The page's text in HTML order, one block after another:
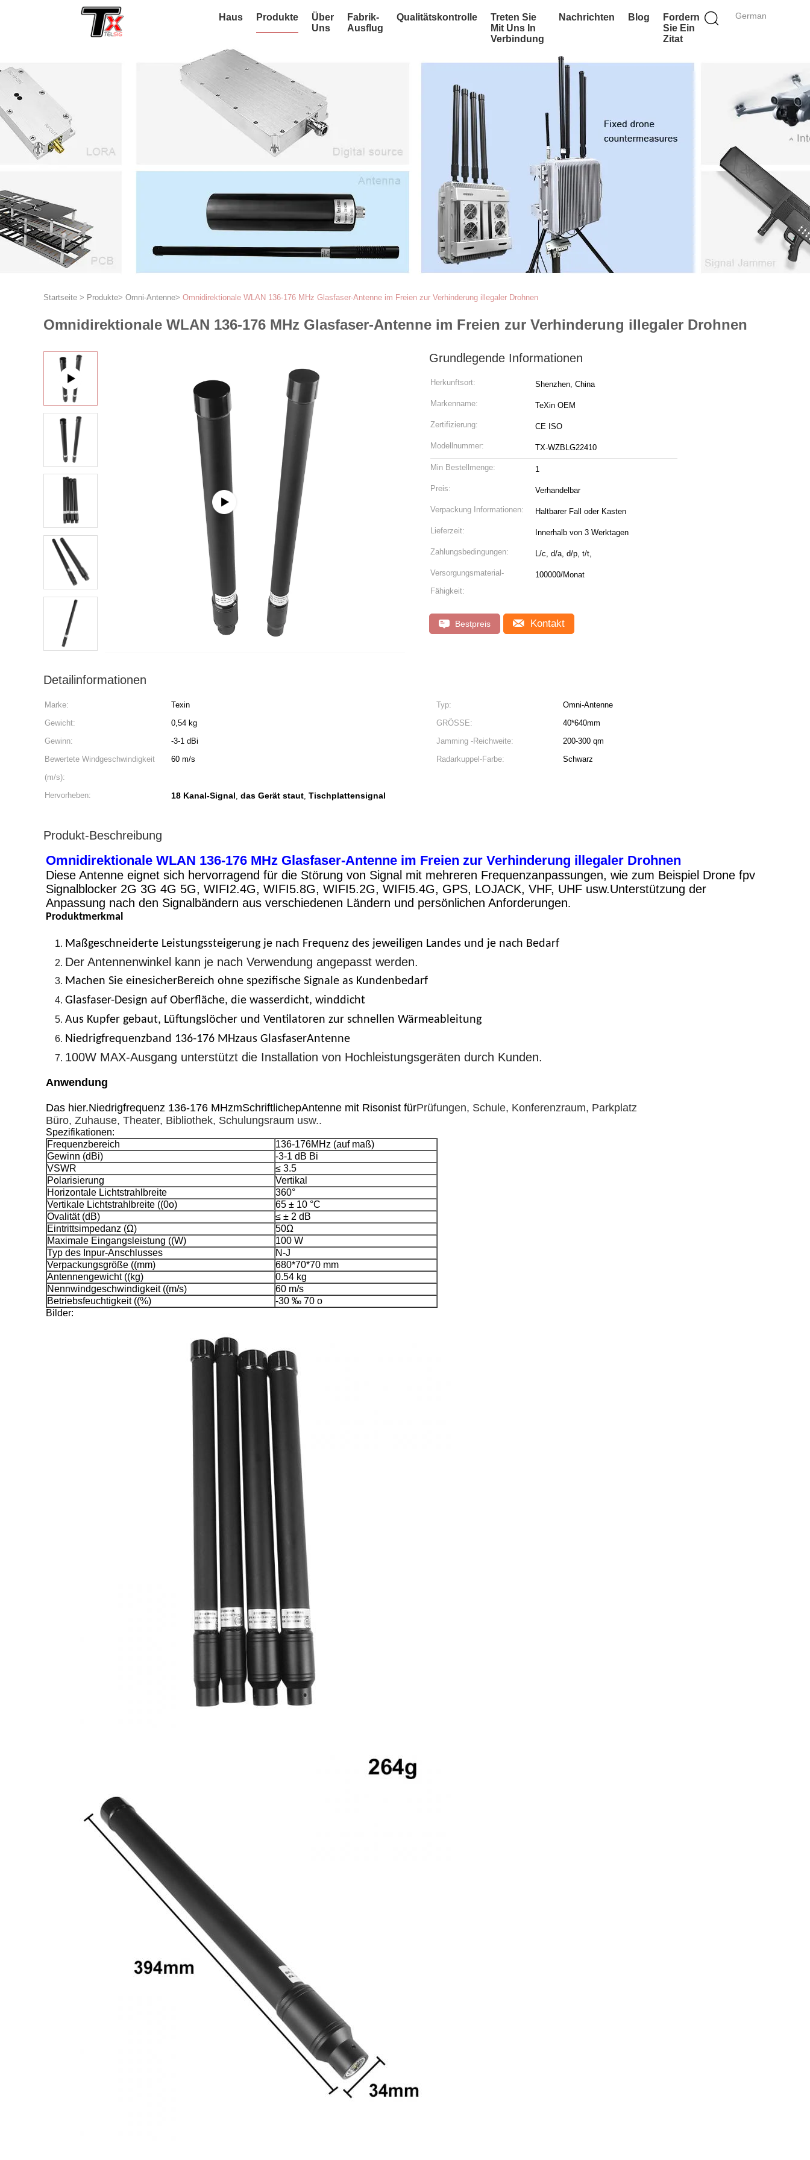
German
Haus Produkte
Über
Uns
Fabrik-
Ausflug
Qualitätskontrolle
Treten Sie
Mit Uns In
Verbindung
Nachrichten Blog
Fordern
Sie Ein
Zitat
Startseite > Produkte> Omni-Antenne> Omnidirektionale WLAN 136-176 MHz Glasfaser-Antenne im Freien zur Verhinderung illegaler Drohnen
Omnidirektionale WLAN 136-176 MHz Glasfaser-Antenne im Freien zur Verhinderung illegaler Drohnen
Grundlegende Informationen
Herkunftsort: Shenzhen, China
Markenname: TeXin OEM
Zertifizierung: CE ISO
Modellnummer: TX-WZBLG22410
Min Bestellmenge: 1
Preis: Verhandelbar
Verpackung Informationen: Haltbarer Fall oder Kasten
Lieferzeit: Innerhalb von 3 Werktagen
Zahlungsbedingungen: L/c, d/a, d/p, t/t,
Versorgungsmaterial-
Fähigkeit:
100000/Monat
Bestpreis Kontakt
Detailinformationen
Marke: Texin Typ:
Omni-Antenne
Gewicht:
0,54 kg GRÖSSE:
40*640mm
Gewinn:
-3-1 dBi Jamming -Reichweite:
200-300 qm
Bewertete Windgeschwindigkeit
(m/s):
60 m/s Radarkuppel-Farbe: Schwarz
Hervorheben: 18 Kanal-Signal, das Gerät staut, Tischplattensignal
Produkt-Beschreibung
Omnidirektionale WLAN 136-176 MHz Glasfaser-Antenne im Freien zur Verhinderung illegaler Drohnen
Diese Antenne eignet sich hervorragend für die Störung von Signal mit mehreren Frequenzanpassungen, wie zum Beispiel Drone fpv
Signalblocker 2G 3G 4G 5G, WIFI2.4G, WIFI5.8G, WIFI5.2G, WIFI5.4G, GPS, LOJACK, VHF, UHF usw.Unterstützung der
Anpassung nach den Signalbändern aus verschiedenen Ländern und persönlichen Anforderungen.
Produktmerkmal
Maßgeschneiderte Leistungssteigerung je nach Frequenz des jeweiligen Landes und je nach Bedarf
Der Antennenwinkel kann je nach Verwendung angepasst werden.
Machen Sie einesicherBereich ohne spezifische Signale as Kundenbedarf
Glasfaser-Design auf Oberfläche, die wasserdicht, winddicht
Aus Kupfer gebaut, Lüftungslöcher und Ventilatoren zur schnellen Wärmeableitung
Niedrigfrequenzband 136-176 MHzaus GlasfaserAntenne
100W MAX-Ausgang unterstützt die Installation von Hochleistungsgeräten durch Kunden.
Anwendung
Das hier.Niedrigfrequenz 136-176 MHzmSchriftlichepAntenne mit Risonist fürPrüfungen, Schule, Konferenzraum, Parkplatz
Büro, Zuhause, Theater, Bibliothek, Schulungsraum usw..
Spezifikationen:
Frequenzbereich
136-176MHz (auf maß)
Gewinn (dBi)
-3-1 dB Bi
VSWR
≤ 3.5
Polarisierung
Vertikal
Horizontale Lichtstrahlbreite
360°
Vertikale Lichtstrahlbreite ((0o)
65 ± 10 °C
Ovalität (dB)
≤ ± 2 dB
Eintrittsimpedanz (Ω)
50Ω
Maximale Eingangsleistung ((W)
100 W
Typ des Inpur-Anschlusses
N-J
Verpackungsgröße ((mm)
680*70*70 mm
Antennengewicht ((kg)
0.54 kg
Nennwindgeschwindigkeit ((m/s)
60 m/s
Betriebsfeuchtigkeit ((%)
-30 ‰ 70 o
Bilder: